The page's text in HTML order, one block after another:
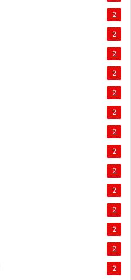
2
2
2
2
2
2
2
2
2
2
2
2
2
2